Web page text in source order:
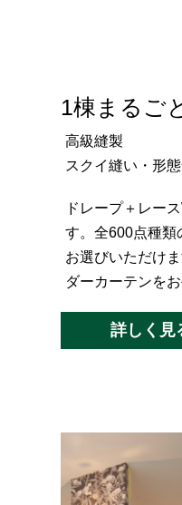
1棟まるご
高級縫製
スクイ縫い・形
ドレープ＋レー
す。全600点種類
お選びいただけ
ダーカーテンを
詳しく見